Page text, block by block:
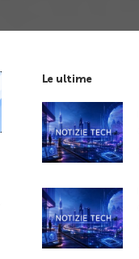
Le ultime